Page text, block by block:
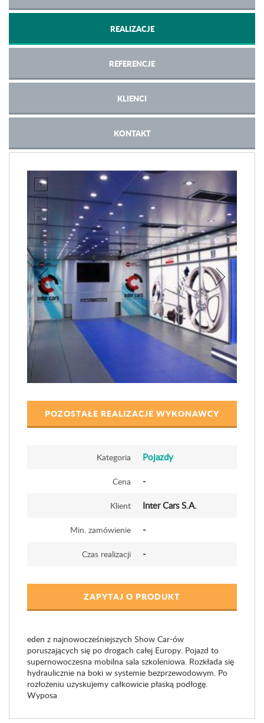
REALIZACJE
REFERENCJE
KLIENCI
KONTAKT
POZOSTAŁE REALIZACJE WYKONAWCY
Kategoria Pojazdy
Cena -
Klient Inter Cars S.A.
Min. zamówienie -
Czas realizacji -
ZAPYTAJ O PRODUKT
eden z najnowocześniejszych Show Car-ów
poruszających się po drogach całej Europy. Pojazd to
supernowoczesna mobilna sala szkoleniowa. Rozkłada się
hydraulicznie na boki w systemie bezprzewodowym. Po
rozłożeniu uzyskujemy całkowicie płaską podłogę.
Wyposa